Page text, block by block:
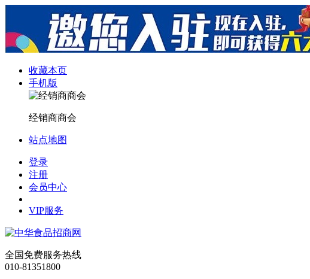
收藏本页
手机版
经销商商会
站点地图
登录
注册
会员中心
VIP服务
全国免费服务热线
010-81351800